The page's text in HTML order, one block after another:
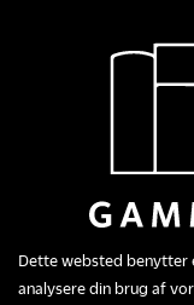
Gammel
Dette websted benytter
analysere din brug af